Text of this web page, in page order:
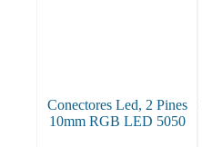
Conectores Led, 2 Pines
10mm RGB LED 5050